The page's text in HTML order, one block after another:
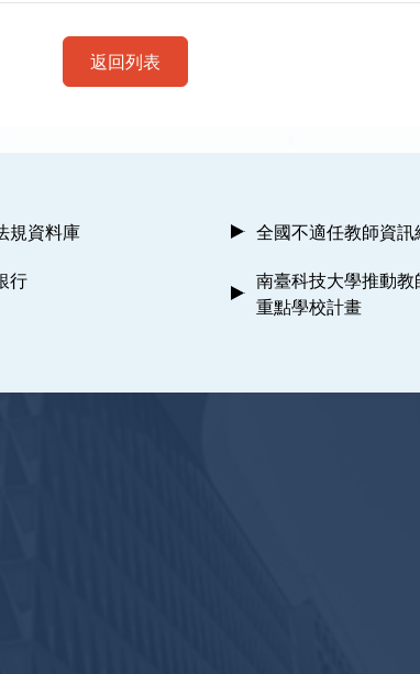
返回列表
規資料庫 全國不適任教師資訊
行
南臺科技大學推動
重點學校計畫